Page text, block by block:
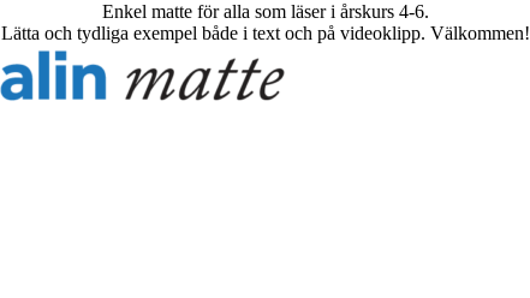
Enkel matte för alla som läser i årskurs 4-6.
Lätta och tydliga exempel både i text och på videoklipp. Välkommen!